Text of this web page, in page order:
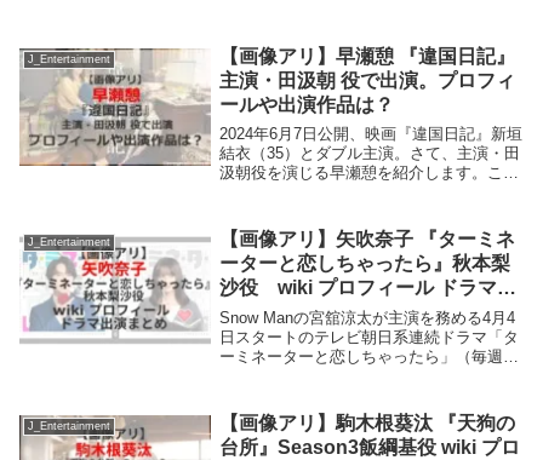
J_Entertainment
【画像アリ】早瀬憩 『違国日記』
主演・田汲朝 役で出演。プロフィ
ールや出演作品は？
2024年6月7日公開、映画『違国日記』新垣
結衣（35）とダブル主演。さて、主演・田
汲朝役を演じる早瀬憩を紹介します。この
プロフィール 生年月日 ...
J_Entertainment
【画像アリ】矢吹奈子 『ターミネ
ーターと恋しちゃったら』秋本梨
沙役 wiki プロフィール ドラマ出
演まとめ
Snow Manの宮舘涼太が主演を務める4月4
日スタートのテレビ朝日系連続ドラマ「タ
ーミネーターと恋しちゃったら」（毎週土
じる。矢吹奈子さんのプロフィールは?...
J_Entertainment
【画像アリ】駒木根葵汰 『天狗の
台所』Season3飯綱基役 wiki プロ